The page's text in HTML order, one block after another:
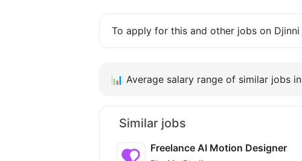
To apply for this and other jobs on Djinni
📊 Average salary range of similar jobs in
Similar jobs
Freelance AI Motion Designer